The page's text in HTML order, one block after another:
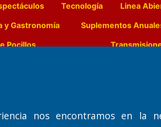
Tecnología Linea
y Gastronomía Suplementos
Pocillos
1992
Santa Rosa, La Pampa.
Número de Registro DNDA:
nos encontramos en la